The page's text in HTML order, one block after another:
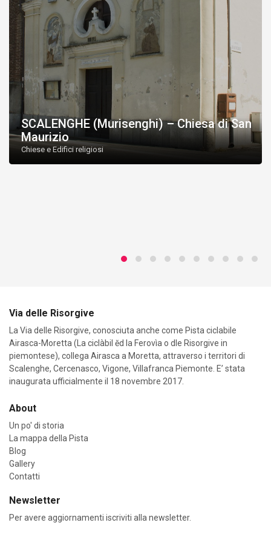
SCALENGHE (Murisenghi) – Chiesa di San
Maurizio
Chiese e Edifici religiosi
Via delle Risorgive
La Via delle Risorgive, conosciuta anche come Pista ciclabile
Airasca-Moretta (La ciclàbil ĕd la Ferovìa o dle Risorgive in
piemontese), collega Airasca a Moretta, attraverso i territori di
Scalenghe, Cercenasco, Vigone, Villafranca Piemonte. E’ stata
inaugurata ufficialmente il 18 novembre 2017.
About
Un po' di storia
La mappa della Pista
Blog
Gallery
Contatti
Newsletter
Per avere aggiornamenti iscriviti alla newsletter.